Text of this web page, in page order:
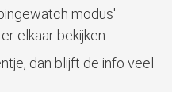
modus'
elkaar bekijken.
dan blijft de info veel